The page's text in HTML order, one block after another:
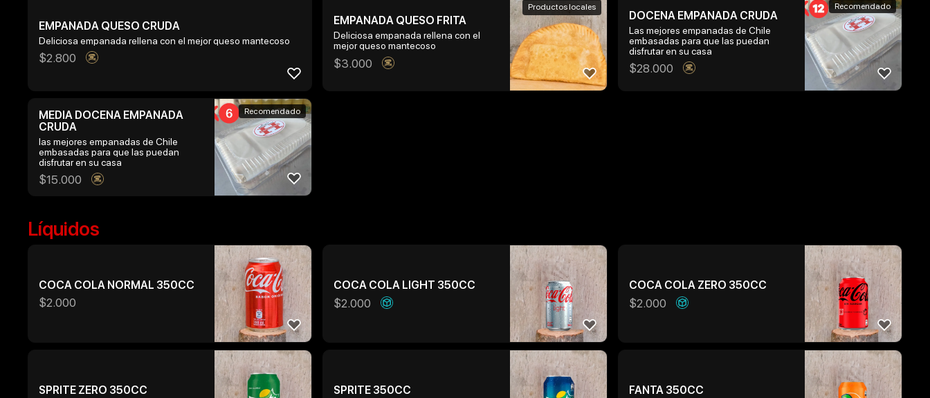
EMPANADA QUESO CRUDA
Deliciosa empanada rellena con el mejor queso mantecoso
$2.800
EMPANADA QUESO FRITA
Deliciosa empanada rellena con el
mejor queso mantecoso
$3.000
Productos locales
DOCENA EMPANADA CRUDA
Las mejores empanadas de Chile
embasadas para que las puedan
disfrutar en su casa
$28.000
Recomendado
MEDIA DOCENA EMPANADA
CRUDA
las mejores empanadas de Chile
embasadas para que las puedan
disfrutar en su casa
$15.000
Recomendado
Líquidos
COCA COLA NORMAL 350CC
$2.000
COCA COLA LIGHT 350CC
$2.000
COCA COLA ZERO 350CC
$2.000
SPRITE ZERO 350CC SPRITE 350CC FANTA 350CC